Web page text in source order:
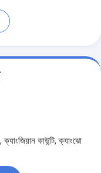
কাউন্টি, ক্যাংঝো